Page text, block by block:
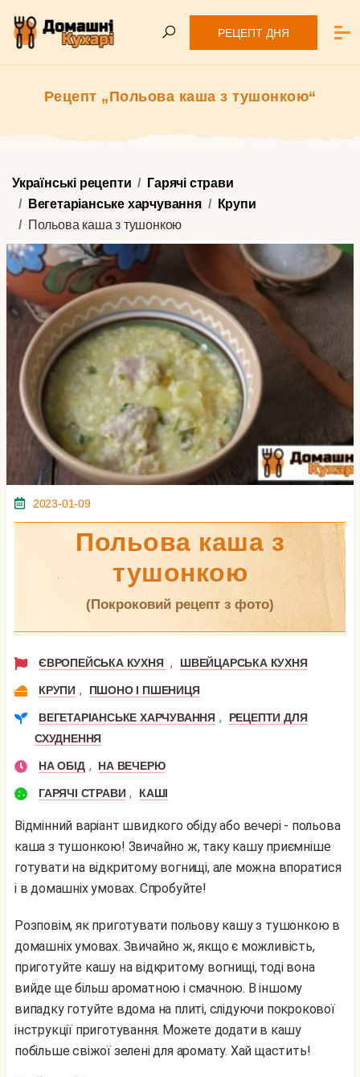
РЕЦЕПТ ДНЯ
Рецепт „Польова каша з тушонкою“
Українські рецепти
Гарячі страви
Вегетаріанське харчування
Крупи
Польова каша з тушонкою
2023-01-09
Польова каша з
тушонкою
(покроковий рецепт з фото)
ЄВРОПЕЙСЬКА КУХНЯ , ШВЕЙЦАРСЬКА КУХНЯ
КРУПИ , ПШОНО І ПШЕНИЦЯ
ВЕГЕТАРІАНСЬКЕ ХАРЧУВАННЯ ,
РЕЦЕПТИ ДЛЯ
СХУДНЕННЯ
НА ОБІД , НА ВЕЧЕРЮ
ГАРЯЧІ СТРАВИ , КАШІ
Відмінний варіант швидкого обіду або вечері - польова
каша з тушонкою! Звичайно ж, таку кашу приємніше
готувати на відкритому вогнищі, але можна впоратися
і в домашніх умовах. Спробуйте!
Розповім, як приготувати польову кашу з тушонкою в
домашніх умовах. Звичайно ж, якщо є можливість,
приготуйте кашу на відкритому вогнищі, тоді вона
вийде ще більш ароматною і смачною. В іншому
випадку готуйте вдома на плиті, слідуючи покрокової
інструкції приготування. Можете додати в кашу
побільше свіжої зелені для аромату. Хай щастить!